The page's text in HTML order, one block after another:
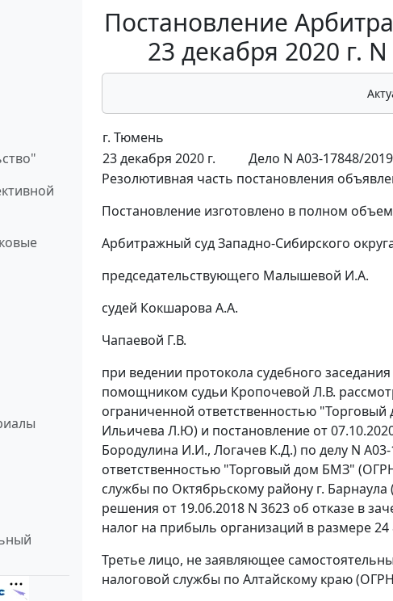
Постановление
23 декабря 2020 г.
г. Тюмень
23 декабря 2020 г.
Дело N А03-17848/2019
Резолютивная часть постановления
Постановление изготовлено в полном
Арбитражный суд Западно-Сибирского
председательствующего Малышевой И.А.
судей Кокшарова А.А.
Чапаевой Г.В.
при ведении протокола судебного
помощником судьи Кропочевой Л.В.
ограниченной ответственностью
Ильичева Л.Ю) и постановление от
Бородулина И.И., Логачев К.Д.) по делу N
ответственностью "Торговый дом БМЗ"
службы по Октябрьскому району г.
решения от 19.06.2018 N 3623 об отказе в
налог на прибыль организаций в размере 24
Третье лицо, не заявляющее
налоговой службы по Алтайскому краю